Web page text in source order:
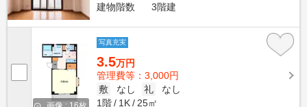
建物階数
3階建
写真充実
3.5万円
管理費等：3,000円
敷
なし 礼
なし
1階
1K 25㎡